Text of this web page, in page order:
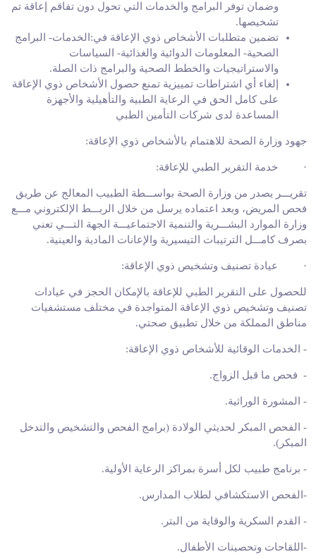
وضمان توفر البرامج والخدمات التي تحول دون تفاقم إعاقة تم
تشخيصها.
تضمين متطلبات الأشخاص ذوي الإعاقة في:الخدمات- البرامج
الصحية- المعلومات الدوائية والغذائية- السياسات
والاستراتيجيات والخطط الصحية والبرامج ذات الصلة.
إلغاء أي اشتراطات تمييزية تمنع حصول الأشخاص ذوي الإعاقة
على كامل الحق في الرعاية الطبية والتأهيلية والأجهزة
المساعدة لدى شركات التأمين الطبي
جهود وزارة الصحة للاهتمام بالأشخاص ذوي الإعاقة:
· خدمة التقرير الطبي للإعاقة:
تقريـــر يصدر من وزارة الصحة بواســـطة الطبيب المعالج عن طريق
فحص المريض، وبعد اعتماده يرسل من خلال الربـــط الإلكتروني مـــع
وزارة الموارد البشـــرية والتنمية الاجتماعيـــة الجهة التـــي تعني
بصرف كامـــل الترتيبات التيسيرية والإعانات المادية والعينية.
· عيادة تصنيف وتشخيص ذوي الإعاقة:
للحصول على التقرير الطبي للإعاقة بالإمكان الحجز في عيادات
تصنيف وتشخيص ذوي الإعاقة المتواجدة في مختلف مستشفيات
مناطق المملكة من خلال تطبيق صحتي.
- الخدمات الوقائية للأشخاص ذوي الإعاقة:
- فحص ما قبل الزواج.
- المشورة الوراثية.
-
الفحص المبكر لحديثي الولادة (برامج الفحص والتشخيص والتدخل
المبكر).
- برنامج طبيب لكل أسرة بمراكز الرعاية الأولية.
- الفحص الاستكشافي لطلاب المدارس.
- القدم السكرية والوقاية من البتر .
- اللقاحات وتحصينات الأطفال.